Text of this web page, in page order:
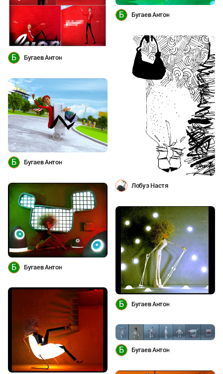
Б Бугаев Антон
Б Бугаев Антон
Лобуз Настя
Б Бугаев Антон
Б Бугаев Антон
Б Бугаев Антон
Б Бугаев Антон